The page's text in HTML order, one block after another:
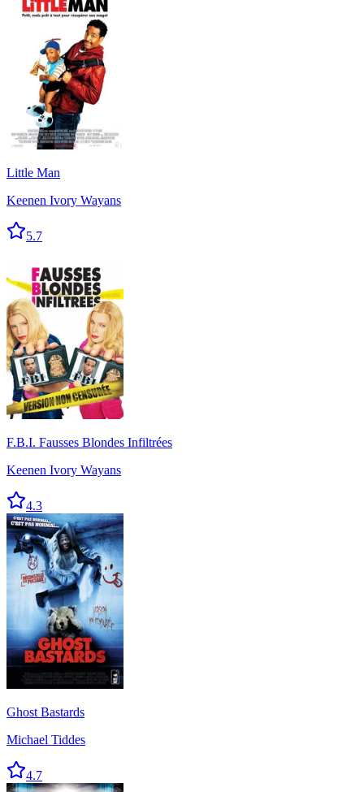
Little Man
Keenen Ivory Wayans
5.7
F.B.I. Fausses Blondes Infiltrées
Keenen Ivory Wayans
4.3
Ghost Bastards
Michael Tiddes
4.7